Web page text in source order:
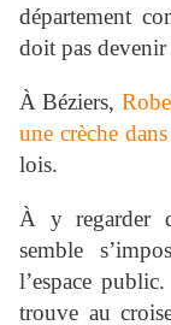
département
doit pas
À Béziers,
une crèche
lois.
À y regarder
semble
l’espace
trouve au